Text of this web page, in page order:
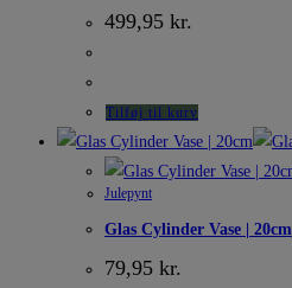
499,95 kr.
Tilføj til kurv
Julepynt
Glas Cylinder Vase | 20cm
79,95 kr.